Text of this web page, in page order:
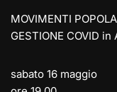
MOVIMENTI
GESTIONE COVID in
sabato 16 maggio